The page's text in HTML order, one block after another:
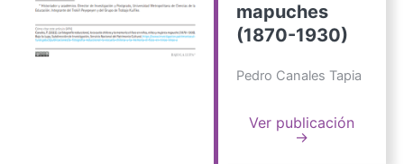
mapuches
(1870-1930)
Pedro Canales Tapia
Ver publicación
→